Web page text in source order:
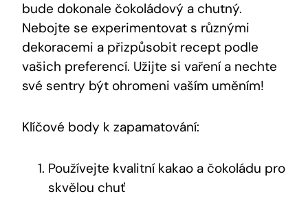
bude⁣ dokonale čokoládový a‍ chutný.
Nebojte se experimentovat s různými
dekoracemi a přizpůsobit‌ recept podle
‍vašich preferencí. Užijte si​ vaření a nechte
své ‍sentry být ohromeni vaším uměním!
Klíčové‌ body k zapamatování:
Používejte‌ kvalitní kakao a čokoládu pro⁢
skvělou chuť